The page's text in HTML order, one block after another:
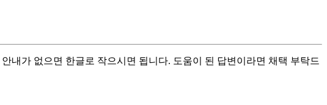
내가 없으면 한글로 작으시면 됩니다. 도움이 된 답변이라면 채택 부탁드